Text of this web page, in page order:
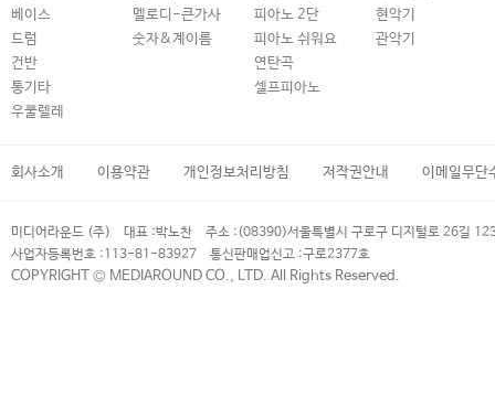
베이스
드럼
건반
통기타
우쿨렐레
멜로디-큰가사
숫자&계이름
피아노 2단
피아노 쉬워요
연탄곡
셀프피아노
현악기
관악기
회사소개 이용약관 개인정보처리방침 저작권안내 이메일무단
미디어라운드 (주) 대표 :박노찬 주소 : (08390)서울특별시 구로구 디지털로 26길
사업자등록번호 :113-81-83927 통신판매업신고 :구로2377호
COPYRIGHT © MEDIAROUND CO., LTD. All Rights Reserved.